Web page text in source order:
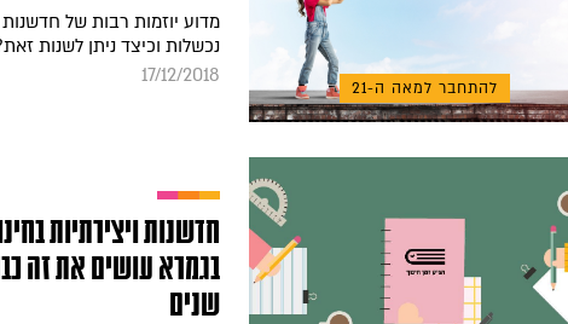
להתחבר למאה ה-21
מדוע יוזמות רבות של חדשנות
נכשלות וכיצד ניתן לשנות
17/12/2018
חדשנות ויצירתיות
בגמרא עושים את זה
שנים